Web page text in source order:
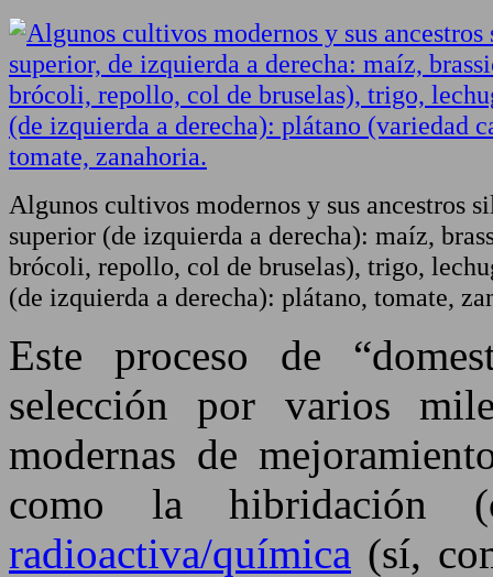
Algunos cultivos modernos y sus ancestros
superior (de izquierda a derecha): maíz,
brócoli, repollo, col de bruselas), trigo,
(de izquierda a derecha): plátano, tomate,
Este proceso de
selección por varios
modernas de
como la
radioactiva/química (sí,